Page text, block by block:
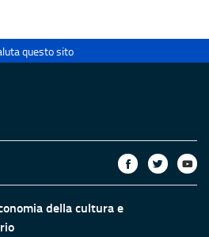
questo sito
della cultura e